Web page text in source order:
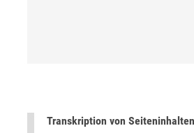
Transkription von Seiteninhalten